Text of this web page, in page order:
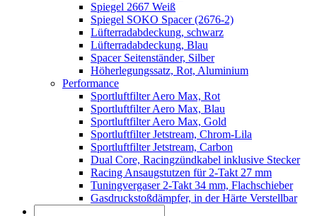
Spiegel 2667 Weiß
Spiegel SOKO Spacer (2676-2)
Lüfterradabdeckung, schwarz
Lüfterradabdeckung, Blau
Spacer Seitenständer, Silber
Höherlegungssatz, Rot, Aluminium
Performance
Sportluftfilter Aero Max, Rot
Sportluftfilter Aero Max, Blau
Sportluftfilter Aero Max, Gold
Sportluftfilter Jetstream, Chrom-Lila
Sportluftfilter Jetstream, Carbon
Dual Core, Racingzündkabel inklusive Stecker
Racing Ansaugstutzen für 2-Takt 27 mm
Tuningvergaser 2-Takt 34 mm, Flachschieber
Gasdruckstoßdämpfer, in der Härte Verstellbar